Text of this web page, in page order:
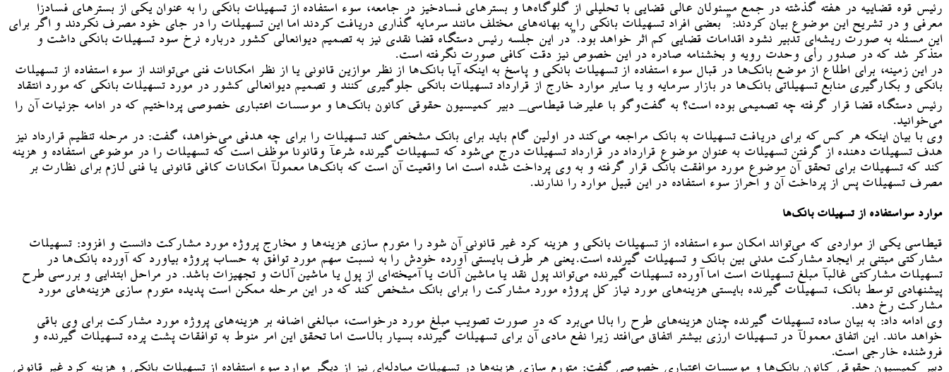
رئیس قوه قضاییه در هفته گذشته در جمع مسئولان عالی قضایی با تحلیلی از گلوگاه‌ها و بسترهای فسادخیز در جامعه، سوء استفاده از تسهیلات بانکی را به عنوان یکی از بسترهای فسادزا
معرفی و در تشریح این موضوع بیان کردند:” بعضی افراد تسهیلات بانکی را به بهانه‌های مختلف مانند سرمایه گذاری دریافت کردند اما این تسهیلات را در جای خود مصرف نکردند و اگر برای
این مسئله به صورت ریشه‌ای تدبیر نشود اقدامات قضایی کم اثر خواهد بود.”در این جلسه رئیس دستگاه قضا نقدی نیز به تصمیم دیوانعالی کشور درباره نرخ سود تسهیلات بانکی داشت و
متذکر شد که در صدور رأی وحدت رویه و بخشنامه صادره در این خصوص نیز دقت کافی صورت نگرفته است.
در این زمینه، برای اطلاع از موضع بانک‌ها در قبال سوء استفاده از تسهیلات بانکی و پاسخ به اینکه آیا بانک‌ها از نظر موازین قانونی یا از نظر امکانات فنی می‌توانند از سوء استفاده از تسهیلات
بانکی و بکارگیری منابع تسهیلاتی بانک‌ها در بازار سرمایه و یا سایر موارد خارج از قرارداد تسهیلات بانکی جلوگیری کنند و تصمیم دیوانعالی کشور در مورد تسهیلات بانکی که مورد انتقاد
رئیس دستگاه قضا قرار گرفته چه تصمیمی بوده است؟ به گفت‌وگو با علیرضا قیطاسی_ دبیر کمیسیون حقوقی کانون بانک‌ها و موسسات اعتباری خصوصی پرداختیم که در ادامه جزئیات آن را
می‌خوانید.
وی با بیان اینکه هر کس که برای دریافت تسهیلات به بانک مراجعه می‌کند در اولین گام باید برای بانک مشخص کند تسهیلات را برای چه هدفی می‌خواهد، گفت: در مرحله تنظیم قرارداد نیز
هدف تسهیلات دهنده از گرفتن تسهیلات به عنوان موضوع قرارداد در قرارداد تسهیلات درج می‌شود که تسهیلات گیرنده شرعآ وقانونا موظف است که تسهیلات را در موضوعی استفاده و هزینه
کند که تسهیلات برای تحقق آن موضوع مورد موافقت بانک قرار گرفته و به وی پرداخت شده است اما واقعیت آن است که بانک‌ها معمولآ امکانات کافی قانونی یا فنی لازم برای نظارت بر
مصرف تسهیلات پس از پرداخت آن و احراز سوء استفاده در این قبیل موارد را ندارند.
موارد سواستفاده از تسهیلات بانک‌ها
قیطاسی یکی از مواردی که می‌تواند امکان سوء استفاده از تسهیلات بانکی و هزینه کرد غیر قانونی آن شود را متورم سازی هزینه‌ها و مخارج پروژه مورد مشارکت دانست و افزود: تسهیلات
مشارکتی مبتنی بر ایجاد مشارکت مدنی بین بانک و تسهیلات گیرنده است.یعنی هر طرف بایستی آورده خودش را به نسبت سهم مورد توافق به حساب پروژه بیاورد که آورده بانک‌ها در
تسهیلات مشارکتی غالبآ مبلغ تسهیلات است اما آورده تسهیلات گیرنده می‌تواند پول نقد یا ماشین آلات یا آمیخته‌ای از پول یا ماشین آلات و تجهیزات باشد. در مراحل ابتدایی و بررسی طرح
پیشنهادی توسط بانک، تسهیلات گیرنده بایستی هزینه‌های مورد نیاز کل پروژه مورد مشارکت را برای بانک مشخص کند که در این مرحله ممکن است پدیده متورم سازی هزینه‌های مورد
مشارکت رخ دهد.
وی ادامه داد: به بیان ساده تسهیلات گیرنده چنان هزینه‌های طرح را بالا می‌برد که در صورت تصویب مبلغ مورد درخواست، مبالغی اضافه بر هزینه‌های پروژه مورد مشارکت برای وی باقی
خواهد ماند. این اتفاق معمولآ در تسهیلات ارزی بیشتر اتفاق می‌افتد زیرا نفع مادی آن برای تسهیلات گیرنده بسیار بالاست اما تحقق این امر منوط به توافقات پشت پرده تسهیلات گیرنده و
فروشنده خارجی است.
دبیر کمیسیون حقوقی کانون بانک‌ها و موسسات اعتباری خصوصی گفت: متورم سازی هزینه‌ها در تسهیلات مبادله‌ای نیز از دیگر موارد سوء استفاده از تسهیلات بانکی و هزینه کرد غیر قانونی